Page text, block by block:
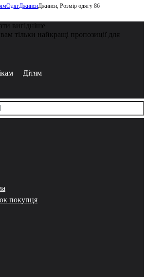
ОдягДжинсиДжинси, Розмір одягу 86
вигідніше
тільки найкращі пропозиції для
Дітям
покупця